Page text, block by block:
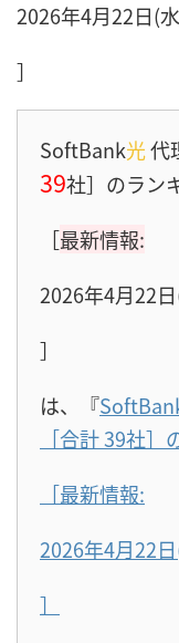
2026年4月22日(
］
SoftBank光代
39社］のラン
［最新情報:
2026年4月22
］
は、『
［合計 39社］
［最新情報:
2026年4月22
］